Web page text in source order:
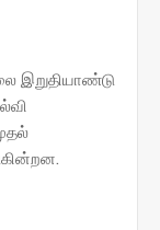
இறுதியாண்டு